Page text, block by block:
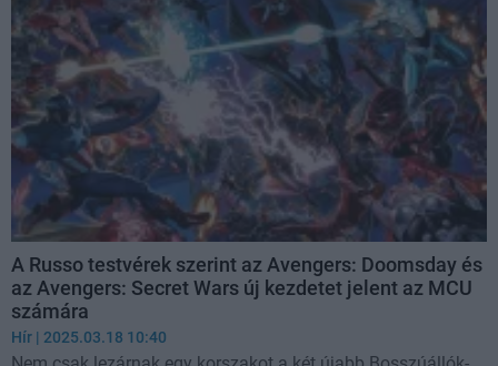
A Russo testvérek szerint az Avengers: Doomsday és
az Avengers: Secret Wars új kezdetet jelent az MCU
számára
Hír | 2025.03.18 10:40